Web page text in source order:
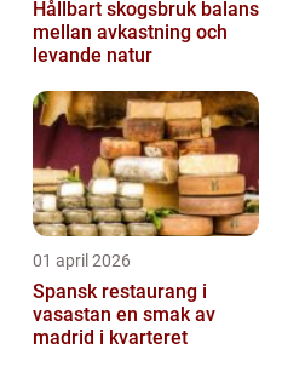
Hållbart skogsbruk balans
mellan avkastning och
levande natur
01 april 2026
Spansk restaurang i
vasastan en smak av
madrid i kvarteret